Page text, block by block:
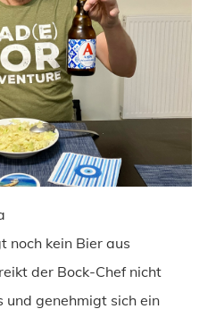
noch kein Bier aus
der Bock-Chef nicht
und genehmigt sich ein